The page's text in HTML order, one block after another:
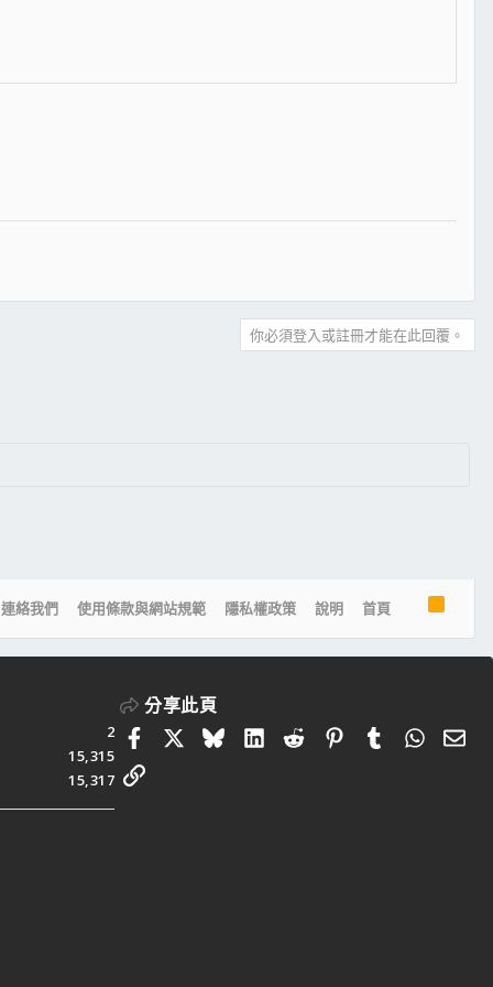
你必須登入或註冊才能在此回覆。
連絡我們 使用條款與網站規範 隱私權政策 說明 首頁
2
15,315
15,317
分享此頁
FacebookBlueskyLinkedIn
RedditPinterestTumblr 電
連結